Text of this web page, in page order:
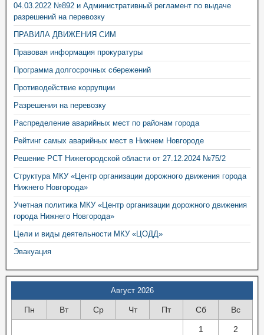
04.03.2022 №892 и Административный регламент по выдаче
разрешений на перевозку
ПРАВИЛА ДВИЖЕНИЯ СИМ
Правовая информация прокуратуры
Программа долгосрочных сбережений
Противодействие коррупции
Разрешения на перевозку
Распределение аварийных мест по районам города
Рейтинг самых аварийных мест в Нижнем Новгороде
Решение РСТ Нижегородской области от 27.12.2024 №75/2
Структура МКУ «Центр организации дорожного движения города
Нижнего Новгорода»
Учетная политика МКУ «Центр организации дорожного движения
города Нижнего Новгорода»
Цели и виды деятельности МКУ «ЦОДД»
Эвакуация
Август 2026
Пн Вт Ср Чт Пт Сб Вс
1 2